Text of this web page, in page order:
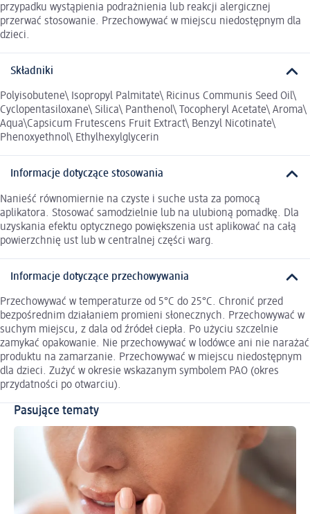
przypadku wystąpienia podrażnienia lub reakcji alergicznej
przerwać stosowanie. Przechowywać w miejscu niedostępnym dla
dzieci.
Składniki
Polyisobutene\ Isopropyl Palmitate\ Ricinus Communis Seed Oil\
Cyclopentasiloxane\ Silica\ Panthenol\ Tocopheryl Acetate\ Aroma\
Aqua\Capsicum Frutescens Fruit Extract\ Benzyl Nicotinate\
Phenoxyethnol\ Ethylhexylglycerin
Informacje dotyczące stosowania
Nanieść równomiernie na czyste i suche usta za pomocą
aplikatora. Stosować samodzielnie lub na ulubioną pomadkę. Dla
uzyskania efektu optycznego powiększenia ust aplikować na całą
powierzchnię ust lub w centralnej części warg.
Informacje dotyczące przechowywania
Przechowywać w temperaturze od 5°C do 25°C. Chronić przed
bezpośrednim działaniem promieni słonecznych. Przechowywać w
suchym miejscu, z dala od źródeł ciepła. Po użyciu szczelnie
zamykać opakowanie. Nie przechowywać w lodówce ani nie narażać
produktu na zamarzanie. Przechowywać w miejscu niedostępnym
dla dzieci. Zużyć w okresie wskazanym symbolem PAO (okres
przydatności po otwarciu).
Pasujące tematy